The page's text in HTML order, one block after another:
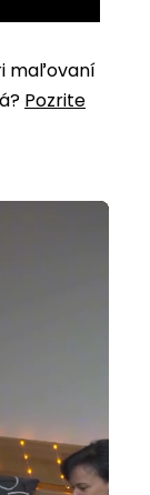
maľovaní
Pozrite